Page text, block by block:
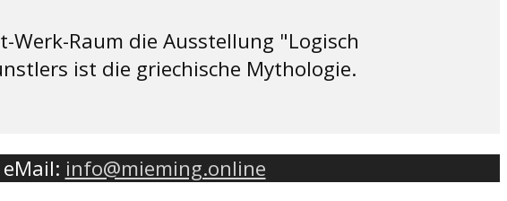
Raum die Ausstellung "Logisch
ist die griechische Mythologie.
info@mieming.online